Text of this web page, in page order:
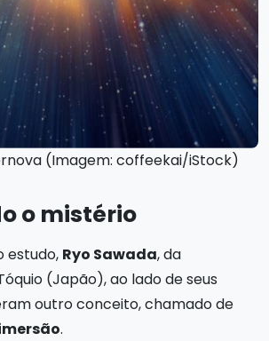
(Imagem: coffeekai/iStock)
o mistério
estudo, Ryo Sawada, da
(Japão), ao lado de seus
outro conceito, chamado de
.